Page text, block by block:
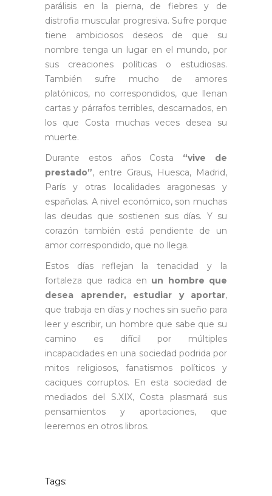
parálisis en la pierna, de fiebres y de
distrofia muscular progresiva. Sufre porque
tiene ambiciosos deseos de que su
nombre tenga un lugar en el mundo, por
sus creaciones políticas o estudiosas.
También sufre mucho de amores
platónicos, no correspondidos, que llenan
cartas y párrafos terribles, descarnados, en
los que Costa muchas veces desea su
muerte.
Durante estos años Costa “vive de
prestado”, entre Graus, Huesca, Madrid,
París y otras localidades aragonesas y
españolas. A nivel económico, son muchas
las deudas que sostienen sus días. Y su
corazón también está pendiente de un
amor correspondido, que no llega.
Estos días reflejan la tenacidad y la
fortaleza que radica en un hombre que
desea aprender, estudiar y aportar,
que trabaja en días y noches sin sueño para
leer y escribir, un hombre que sabe que su
camino es difícil por múltiples
incapacidades en una sociedad podrida por
mitos religiosos, fanatismos políticos y
caciques corruptos. En esta sociedad de
mediados del S.XIX, Costa plasmará sus
pensamientos y aportaciones, que
leeremos en otros libros.
Tags: